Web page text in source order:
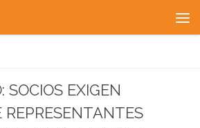
SOCIOS EXIGEN
REPRESENTANTES